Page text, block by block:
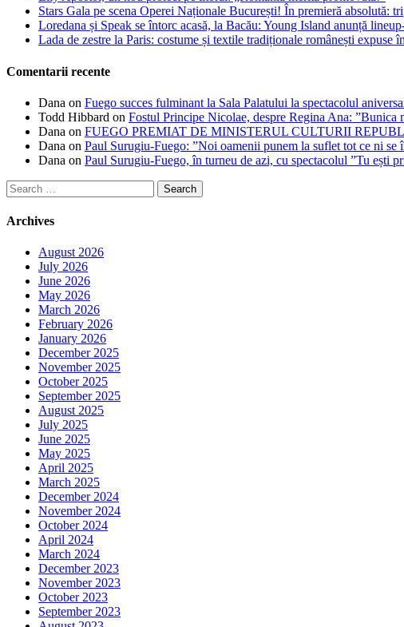
Stars Gala pe scena Operei Naționale București! În premieră
Loredana și Speak se întorc acasă, la Bacău: Young Island anunță
Lada de zestre la Paris: costume și textile tradiționale românești
Comentarii recente
Dana on Fuego succes fulminant la Sala Palatului la spectacolul
Todd Hibbard on Fostul Principe Nicolae, despre Regina Ana: ”Bunica
Dana on FUEGO PREMIAT DE MINISTERUL CULTURII
Dana on Paul Surugiu-Fuego: ”Noi oamenii punem la suflet tot ce ni
Dana on Paul Surugiu-Fuego, în turneu de azi, cu spectacolul ”Tu ești
Search
for:
Archives
August 2026
July 2026
June 2026
May 2026
March 2026
February 2026
January 2026
December 2025
November 2025
October 2025
September 2025
August 2025
July 2025
June 2025
May 2025
April 2025
March 2025
December 2024
November 2024
October 2024
April 2024
March 2024
December 2023
November 2023
October 2023
September 2023